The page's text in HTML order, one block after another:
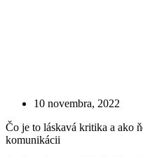
10 novembra, 2022
Čo je to láskavá kritika a ako
komunikácii